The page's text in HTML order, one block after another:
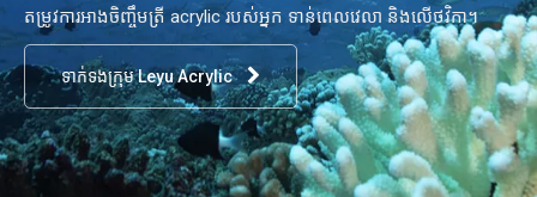
តម្រូវការអាងចិញ្ចឹមត្រី acrylic របស់អ្នក ទាន់ពេលវេលា និងលើថវិកា។
ទាក់ទងក្រុម Leyu Acrylic